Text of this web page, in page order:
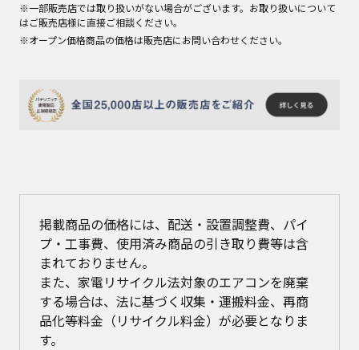
※一部販売店では取り扱いがない場合がございます。お取り扱いについて
はご販売店様に直接ご相談ください。
※オープン価格商品の価格は販売店にお問い合わせください。
掲載商品の価格には、配送・設置調整費、パイ
プ・工事費、使用済み商品の引き取り費等は含
まれておりません。
また、家電リサイクル法対象のエアコンを廃棄
する場合は、法に基づく収集・運搬料金、再商
品化等料金（リサイクル料金）が必要となりま
す。